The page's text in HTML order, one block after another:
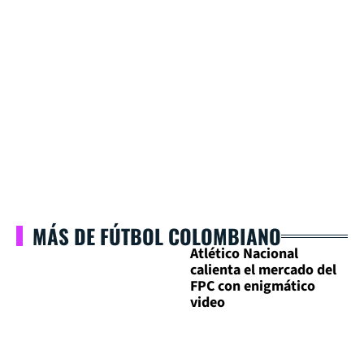
MÁS DE FÚTBOL COLOMBIANO
Atlético Nacional
calienta el mercado del
FPC con enigmático
video